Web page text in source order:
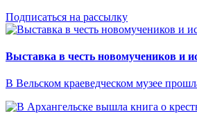
Подписаться на рассылку
Выставка в честь новомучеников и
В Вельском краеведческом музее